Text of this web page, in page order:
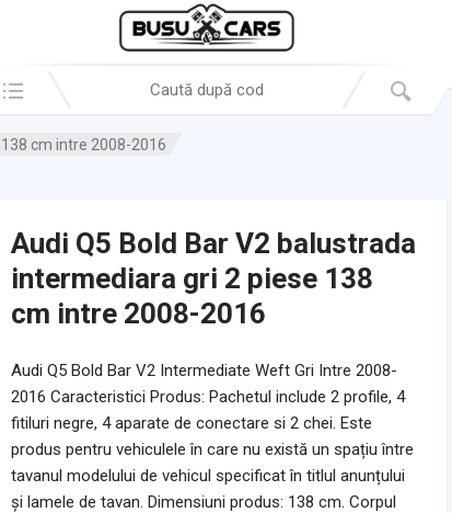
cm intre 2008-2016
Audi Q5 Bold Bar V2 balustrada
intermediara gri 2 piese 138
cm intre 2008-2016
Audi Q5 Bold Bar V2 Intermediate Weft Gri Intre 2008-
2016 Caracteristici Produs: Pachetul include 2 profile, 4
fitiluri negre, 4 aparate de conectare si 2 chei. Este
produs pentru vehiculele în care nu există un spațiu între
tavanul modelului de vehicul specificat în titlul anunțului
și lamele de tavan. Dimensiuni produs: 138 cm. Corpul